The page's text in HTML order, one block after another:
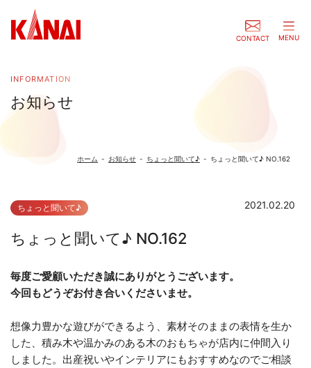
CONTACT MENU
INFORMATION
お知らせ
ホーム - お知らせ - ちょっと聞いて♪ - ちょっと聞いて♪ NO.162
ちょっと聞いて♪ 2021.02.20
ちょっと聞いて♪ NO.162
毎度ご愛顧いただき誠にありがとうございます。
今回もどうぞお付き合いくださいませ。
想像力豊かな遊びができるよう、素材そのままの表情を生か
した、積み木や温かみのある木のおもちゃが店内に仲間入り
しました。出産祝いやインテリアにもおすすめなのでご相談